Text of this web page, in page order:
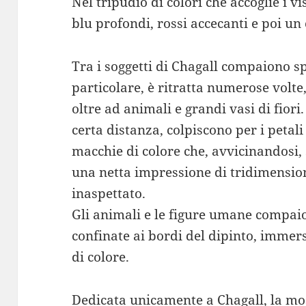
blu profondi, rossi accecanti e poi
Tra i soggetti di Chagall compaiono
particolare, è ritratta numerose
oltre ad animali e grandi vasi di
certa distanza, colpiscono per i
macchie di colore che,
una netta impressione di
inaspettato.
Gli animali e le figure umane
confinate ai bordi del dipinto,
di colore.
Dedicata unicamente a Chagall, la